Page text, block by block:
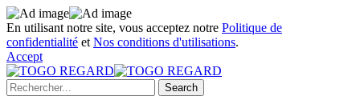
En utilisant notre site, vous acceptez notre Politique de
confidentialité et Nos conditions d'utilisations.
Accept